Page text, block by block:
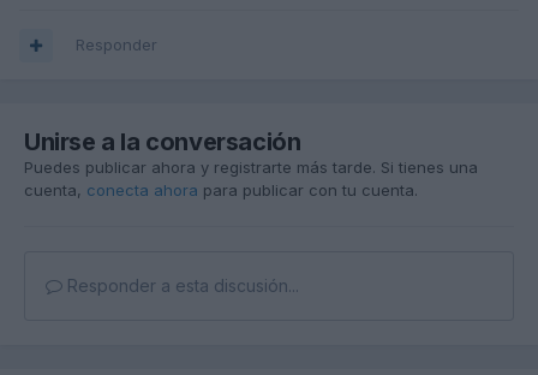
Responder
Unirse a la conversación
Puedes publicar ahora y registrarte más tarde. Si tienes una
cuenta, conecta ahora para publicar con tu cuenta.
Responder a esta discusión...